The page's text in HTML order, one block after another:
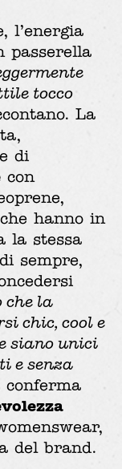
l’energia
passerella
tocco
La
di
con
hanno in
la stessa
sempre,
che la
chic, cool e
siano unici
e senza
del brand.